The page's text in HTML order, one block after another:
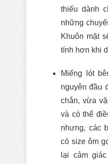
thiếu dành
những
Khuôn mặt
tính hơn khi
Miếng lót
nguyên đầu
chắn, vừa
và có thể
nhưng, các
có size ôm
lại cảm